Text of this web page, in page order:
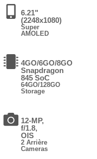
6.21"
(2248x1080)
Super
AMOLED
4GO/6GO/8GO
Snapdragon
845 SoC
64GO/128GO
Storage
12-MP,
f/1.8,
OIS
2 Arrière
Cameras